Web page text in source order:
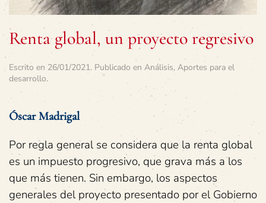
Renta global, un proyecto regresivo
Escrito en 26/01/2021. Publicado en Análisis, Aportes para el
desarrollo.
Óscar Madrigal
Por regla general se considera que la renta global
es un impuesto progresivo, que grava más a los
que más tienen. Sin embargo, los aspectos
generales del proyecto presentado por el Gobierno